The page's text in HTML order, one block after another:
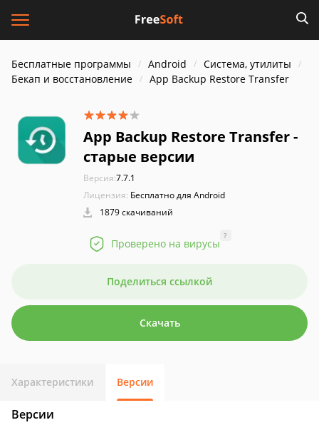
Бесплатные программы Android
Система, утилиты
Бекап и восстановление
App Backup Restore Transfer
App Backup Restore Transfer -
старые версии
Версия:7.7.1
Лицензия: Бесплатно для Android
1879 скачиваний
Проверено на вирусы
?
Поделиться ссылкой
Скачать
Характеристики Версии
Версии